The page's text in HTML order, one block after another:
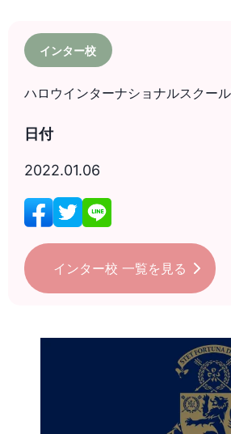
インター校
ハロウインターナショナルスクー
日付
2022.01.06
インター校 一覧を見る